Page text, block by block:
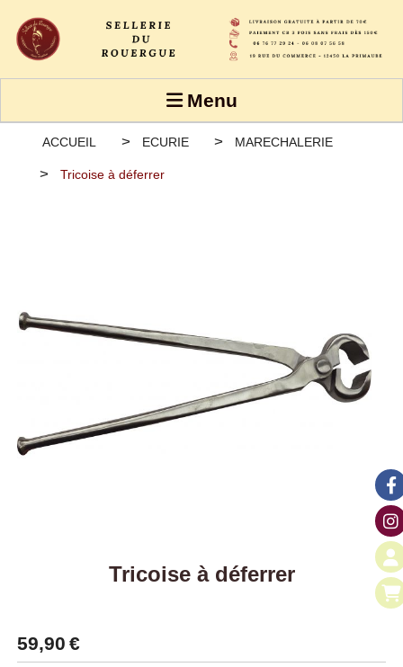
Menu
ACCUEIL ECURIE MARECHALERIE
Tricoise à déferrer
Tricoise à déferrer
59,90 €